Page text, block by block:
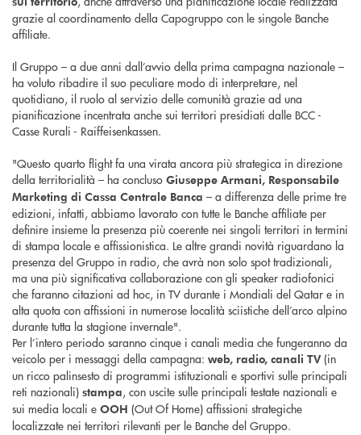
grazie al coordinamento della Capogruppo con le singole Banche
affiliate.
Il Gruppo – a due anni dall’avvio della prima campagna nazionale –
ha voluto ribadire il suo peculiare modo di interpretare, nel
quotidiano, il ruolo al servizio delle comunità grazie ad una
pianificazione incentrata anche sui territori presidiati dalle BCC -
Casse Rurali - Raiffeisenkassen.
"Questo quarto flight fa una virata ancora più strategica in direzione
della territorialità – ha concluso Giuseppe Armani, Responsabile
Marketing di Cassa Centrale Banca – a differenza delle prime tre
edizioni, infatti, abbiamo lavorato con tutte le Banche affiliate per
definire insieme la presenza più coerente nei singoli territori in termini
di stampa locale e affissionistica. Le altre grandi novità riguardano la
presenza del Gruppo in radio, che avrà non solo spot tradizionali,
ma una più significativa collaborazione con gli speaker radiofonici
che faranno citazioni ad hoc, in TV durante i Mondiali del Qatar e in
alta quota con affissioni in numerose località sciistiche dell’arco alpino
durante tutta la stagione invernale".
Per l’intero periodo saranno cinque i canali media che fungeranno da
veicolo per i messaggi della campagna: web, radio, canali TV(in
un ricco palinsesto di programmi istituzionali e sportivi sulle principali
reti nazionali) stampa, con uscite sulle principali testate nazionali e
sui media locali e OOH (Out Of Home) affissioni strategiche
localizzate nei territori rilevanti per le Banche del Gruppo.